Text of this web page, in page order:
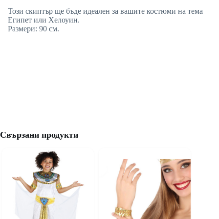
Този скиптър ще бъде идеален за вашите костюми на тема
Египет или Хелоуин.
Размери: 90 см.
Свързани продукти